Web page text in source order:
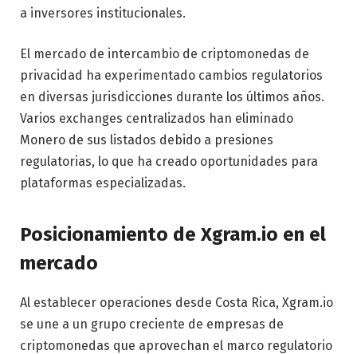
a inversores institucionales.
El mercado de intercambio de criptomonedas de
privacidad ha experimentado cambios regulatorios
en diversas jurisdicciones durante los últimos años.
Varios exchanges centralizados han eliminado
Monero de sus listados debido a presiones
regulatorias, lo que ha creado oportunidades para
plataformas especializadas.
Posicionamiento de Xgram.io en el
mercado
Al establecer operaciones desde Costa Rica, Xgram.io
se une a un grupo creciente de empresas de
criptomonedas que aprovechan el marco regulatorio